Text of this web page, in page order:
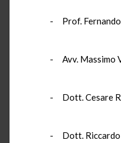
- Prof. Fernando
- Avv. Massimo
- Dott. Cesare
- Dott. Riccardo